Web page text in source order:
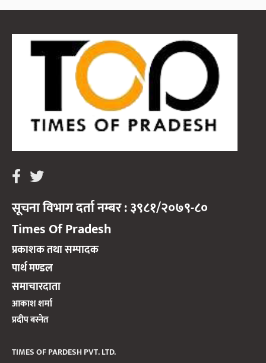
सूचना विभाग दर्ता नम्बर : ३९८१/२०७९-८०
Times Of Pradesh
प्रकाशक तथा सम्पादक
पार्थ मण्डल
समाचारदाता
आकाश शर्मा
प्रदीप बस्नेत
TIMES OF PARDESH PVT. LTD.